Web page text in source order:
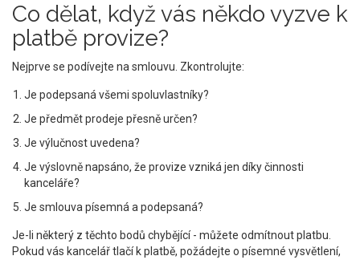
Co dělat, když vás někdo vyzve k
platbě provize?
Nejprve se podívejte na smlouvu. Zkontrolujte:
Je podepsaná všemi spoluvlastníky?
Je předmět prodeje přesně určen?
Je výlučnost uvedena?
Je výslovně napsáno, že provize vzniká jen díky činnosti
kanceláře?
Je smlouva písemná a podepsaná?
Je-li některý z těchto bodů chybějící - můžete odmítnout platbu.
Pokud vás kancelář tlačí k platbě, požádejte o písemné vysvětlení,